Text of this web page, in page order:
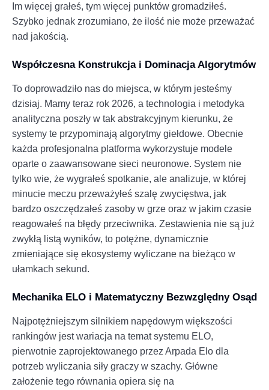
Im więcej grałeś, tym więcej punktów gromadziłeś.
Szybko jednak zrozumiano, że ilość nie może przeważać
nad jakością.
Współczesna Konstrukcja i Dominacja Algorytmów
To doprowadziło nas do miejsca, w którym jesteśmy
dzisiaj. Mamy teraz rok 2026, a technologia i metodyka
analityczna poszły w tak abstrakcyjnym kierunku, że
systemy te przypominają algorytmy giełdowe. Obecnie
każda profesjonalna platforma wykorzystuje modele
oparte o zaawansowane sieci neuronowe. System nie
tylko wie, że wygrałeś spotkanie, ale analizuje, w której
minucie meczu przeważyłeś szalę zwycięstwa, jak
bardzo oszczędzałeś zasoby w grze oraz w jakim czasie
reagowałeś na błędy przeciwnika. Zestawienia nie są już
zwykłą listą wyników, to potężne, dynamicznie
zmieniające się ekosystemy wyliczane na bieżąco w
ułamkach sekund.
Mechanika ELO i Matematyczny Bezwzględny Osąd
Najpotężniejszym silnikiem napędowym większości
rankingów jest wariacja na temat systemu ELO,
pierwotnie zaprojektowanego przez Arpada Elo dla
potrzeb wyliczania siły graczy w szachy. Główne
założenie tego równania opiera się na